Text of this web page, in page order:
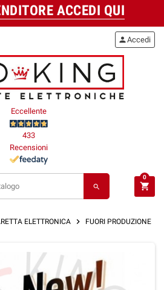
ACCEDI QUI
Eccellente
433
Recensioni
search
personAccedi
shopping_cart
0
ELETTRONICA chevron_right FUORI PRODUZIONE